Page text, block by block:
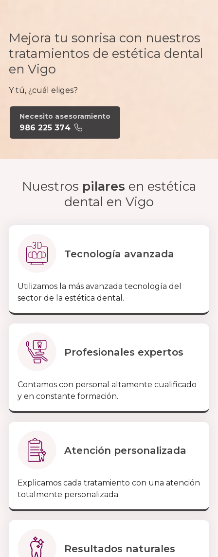
Mejora tu sonrisa con nuestros
tratamientos de estética dental
en Vigo
Y tú, ¿cuál eliges?
Necesito asesoramiento
986 225 374
Nuestros pilares en estética
dental en Vigo
Tecnología avanzada
Utilizamos la más avanzada tecnología del
sector de la estética dental.
Profesionales expertos
Contamos con personal altamente cualificado
y en constante formación.
Atención personalizada
Explicamos cada tratamiento con una atención
totalmente personalizada.
Resultados naturales